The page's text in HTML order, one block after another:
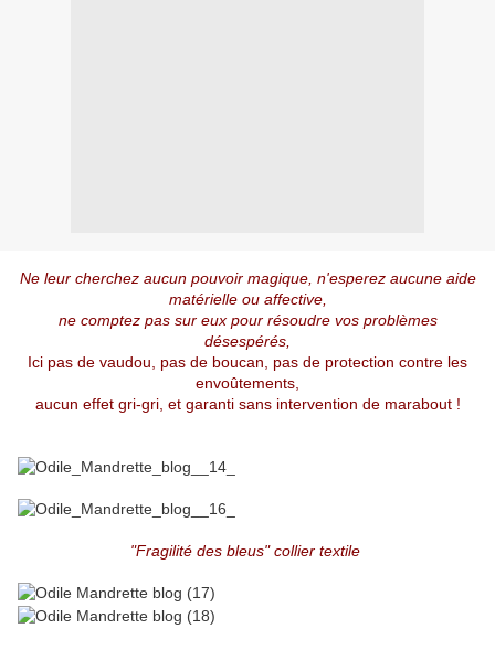
Ne leur cherchez aucun pouvoir magique, n'esperez aucune aide
matérielle ou affective,
ne comptez pas sur eux pour résoudre vos problèmes
désespérés,
Ici pas de vaudou, pas de boucan, pas de protection contre les
envoûtements,
aucun effet gri-gri, et garanti sans intervention de marabout !
"Fragilité des bleus" collier textile